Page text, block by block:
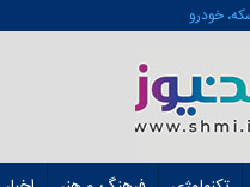
خودرو